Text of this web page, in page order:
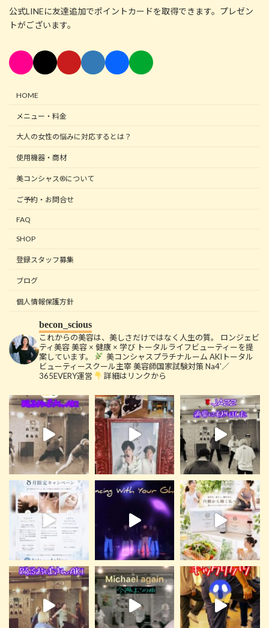
公式LINEに友達追加でポイントカードを取得できます。プレゼン
トがございます。
HOME
メニュー・料金
大人の女性の悩みに対応するとは？
使用機器・商材
美コンシャス®について
ご予約・お問合せ
FAQ
SHOP
登録スタッフ募集
ブログ
個人情報保護方針
becon_scious
これからの美容は、美しさだけではなく人生の質。
ロンジェビ
ティ美容美容 × 健康 × 学び トータルライフビューティーを提
案しています。
美コンシャスプラチナルーム AKIトータル
ビューティースクール主宰美容師国家試験対策 Na4’／
365EVERY運営
詳細はリンクから